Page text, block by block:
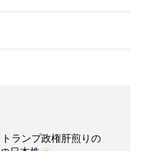
ランプ政権肝煎りの